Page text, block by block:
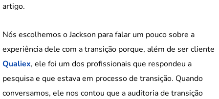
artigo.
Nós escolhemos o Jackson para falar um pouco sobre a
experiência dele com a transição porque, além de ser cliente
Qualiex, ele foi um dos profissionais que respondeu a
pesquisa e que estava em processo de transição. Quando
conversamos, ele nos contou que a auditoria de transição